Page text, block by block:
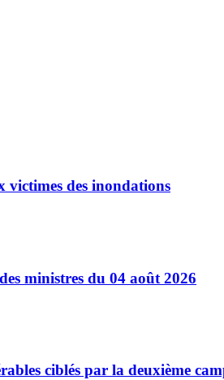
victimes des inondations
ministres du 04 août 2026
ciblés par la deuxième